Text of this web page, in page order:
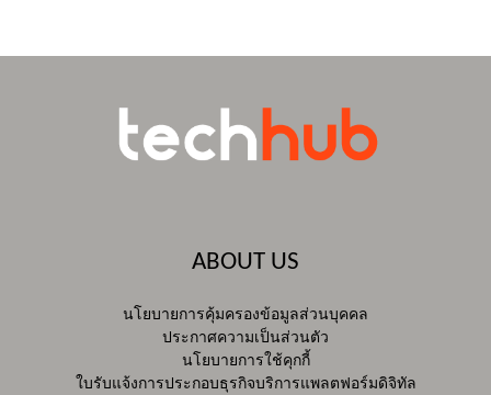
ABOUT US
นโยบายการคุ้มครองข้อมูลส่วนบุคคล
ประกาศความเป็นส่วนตัว
นโยบายการใช้คุกกี้
ใบรับแจ้งการประกอบธุรกิจบริการแพลตฟอร์มดิจิทัล